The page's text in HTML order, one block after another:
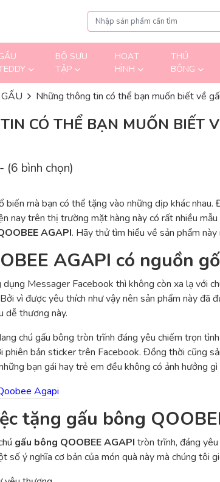
BỘ SƯU
TẬP
HOẠT
HÌNH
THÚ
BÔNG
Những thông tin có thể bạn muốn biết về
CÓ THỂ BẠN MUỐN BIẾT
(6 bình chọn)
biến mà bạn có thể tặng vào những dịp khác
nay trên thị trường mặt hàng này có rất nhiều
AGAPI. Hãy thử tìm hiểu về sản phẩm này
AGAPI có nguồn
dụng Messager Facebook thì không còn xa lạ với
vì được yêu thích như vậy nên sản phẩm này đã
dễ thương này.
chú gấu bông tròn trĩnh đáng yêu chiếm trọn
phiên bản sticker trên Facebook. Đồng thời cũng
bạn gái hay trẻ em đều không có ảnh hưởng
Agapi
tặng gấu bông
gấu bông QOOBEE AGAPI tròn trĩnh, đáng
số ý nghĩa cơ bản của món quà này mà chúng tôi